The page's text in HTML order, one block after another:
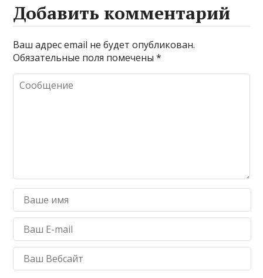
Добавить комментарий
Ваш адрес email не будет опубликован.
Обязательные поля помечены*